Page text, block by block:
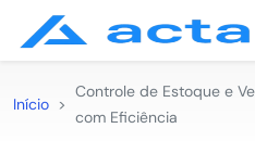
Início >
Controle de Estoque e
com Eficiência